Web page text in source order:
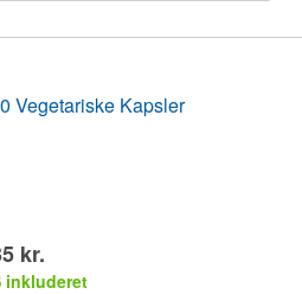
Vegetariske Kapsler
kr.
inkluderet